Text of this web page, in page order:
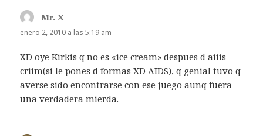
Mr. X
enero 2, 2010 a las 5:19 am
XD oye Kirkis q no es «ice cream» despues d aiiis
criim(si le pones d formas XD AIDS), q genial tuvo q
averse sido encontrarse con ese juego aunq fuera
una verdadera mierda.